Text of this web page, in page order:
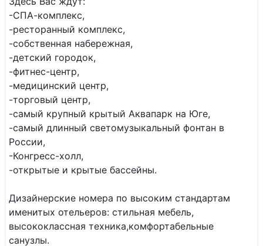
-СПА-комплекс,
-ресторанный комплекс,
-собственная набережная,
-детский городок,
-фитнес-центр,
-медицинский центр,
-торговый центр,
-самый крупный крытый Аквапарк на Юге,
-самый длинный светомузыкальный фонтан в
России,
-Конгресс-холл,
-открытые и крытые бассейны.
Дизайнерские номера по высоким стандартам
именитых отельеров: стильная мебель,
высококлассная техника,комфортабельные
санузлы.